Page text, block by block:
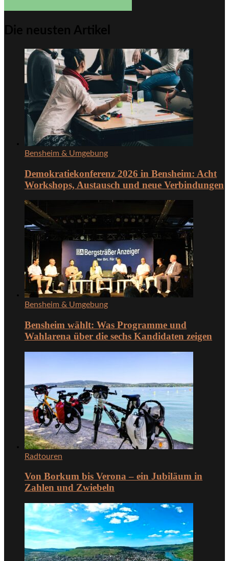
Die neusten Artikel
Bensheim & Umgebung
Demokratiekonferenz 2026 in Bensheim: Acht
Workshops, Austausch und neue Verbindungen
Bensheim & Umgebung
Bensheim wählt: Was Programme und
Wahlarena über die sechs Kandidaten zeigen
Radtouren
Von Borkum bis Verona – ein Jubiläum in
Zahlen und Zwiebeln